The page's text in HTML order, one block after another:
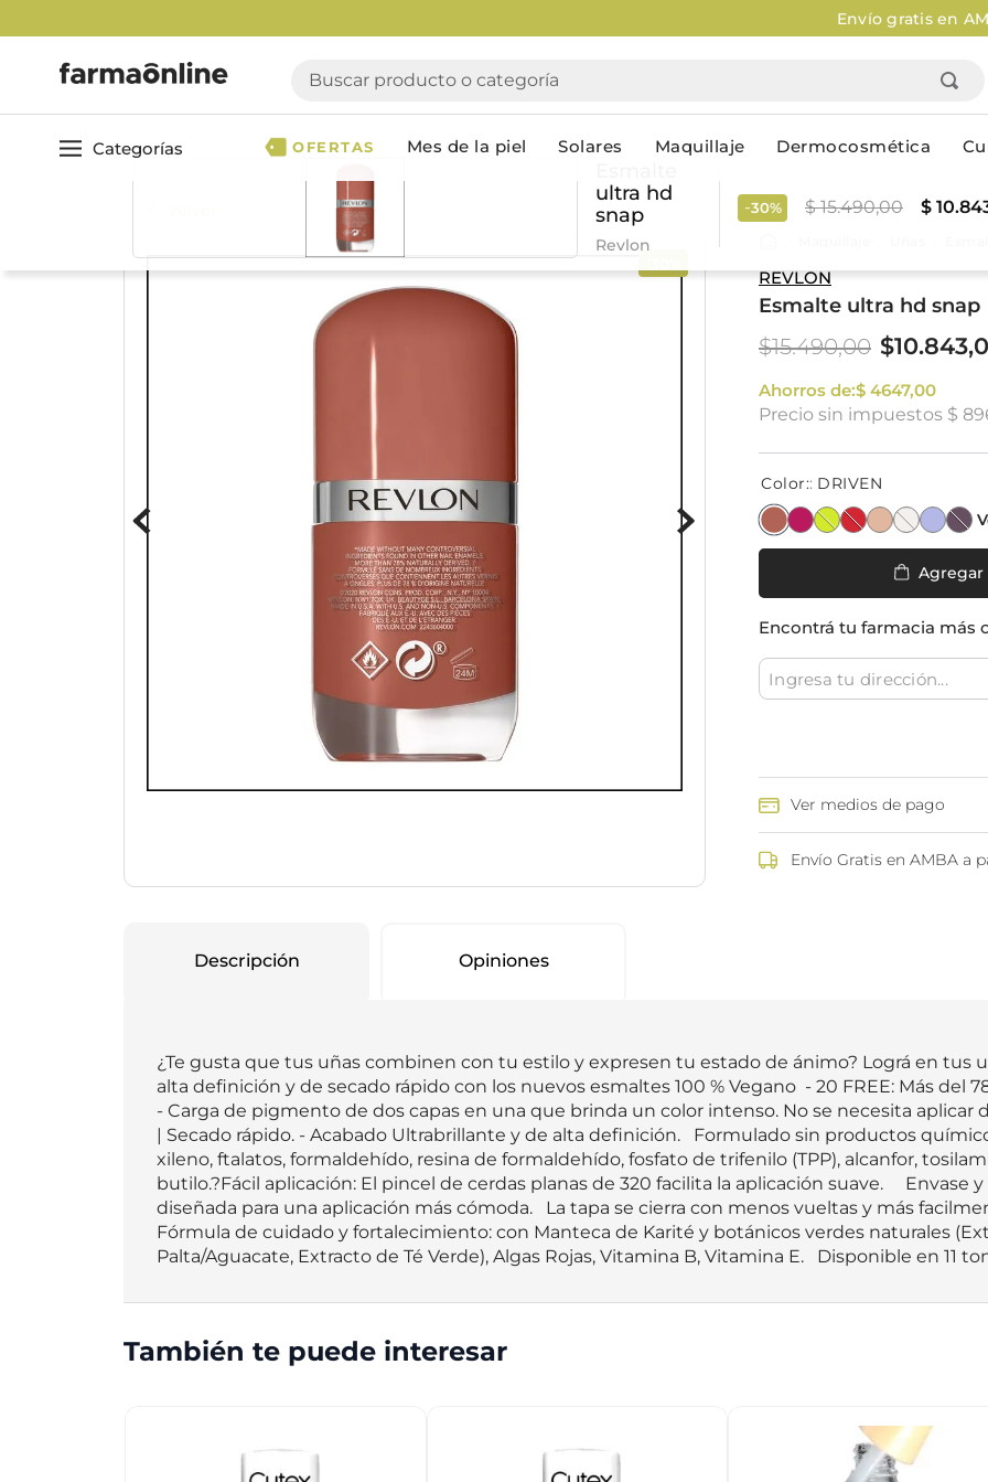
Envío gratis en AMBA en compras mayores a $120.000
Buscar producto o categoría
Categorías
Dermocosmética
Cuidado de Salud
Ver todo
Cuidado del Cabello
Acondicionador
Shampoo
Cuidado de la piel
Serums & boosters faciales
Higiene
Afeitado
Productos
Jabón en
Protección Femenina
Protectores diarios
Copas menstruales
Tampones
Toallas con y sin alas
Protectores mamarios
Talcos & polvos pédicos Espacio
OFERTAS Mes de la piel Solares Maquillaje Dermocosmética
ultra hd
snap
Revlon
-30% $ 15.490,00 $ 10.
REVLON
Esmalte ultra hd snap
$15.490,00 $10.843,
Ahorros de:$ 4647,00
Precio sin impuestos $
Color : DRIVEN
Agregar
Encontrá tu farmacia más
Ver medios de pago
Envío Gratis en AMBA a
Descripción Opiniones
¿Te gusta que tus uñas combinen con tu estilo y expresen tu estado de ánimo? Lográ en tus
alta definición y de secado rápido con los nuevos esmaltes 100 % Vegano  - 20 FREE: Más del
- Carga de pigmento de dos capas en una que brinda un color intenso. No se necesita aplicar
| Secado rápido. - Acabado Ultrabrillante y de alta definición.   Formulado sin productos
xileno, ftalatos, formaldehído, resina de formaldehído, fosfato de trifenilo (TPP), alcanfor,
butilo.?Fácil aplicación: El pincel de cerdas planas de 320 facilita la aplicación suave.     Envase
diseñada para una aplicación más cómoda.   La tapa se cierra con menos vueltas y más
Fórmula de cuidado y fortalecimiento: con Manteca de Karité y botánicos verdes naturales
Palta/Aguacate, Extracto de Té Verde), Algas Rojas, Vitamina B, Vitamina E.   Disponible en 11
También te puede interesar